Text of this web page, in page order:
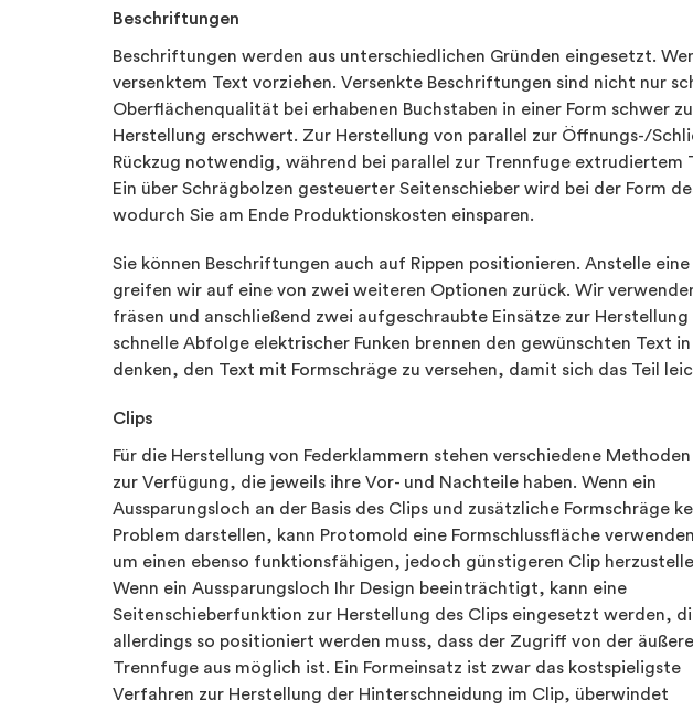
Beschriftungen
Beschriftungen werden aus unterschiedlichen Gründen eingesetzt.
versenktem Text vorziehen. Versenkte Beschriftungen sind nicht nur
Oberflächenqualität bei erhabenen Buchstaben in einer Form schwer
Herstellung erschwert. Zur Herstellung von parallel zur Öffnungs-/
Rückzug notwendig, während bei parallel zur Trennfuge
Ein über Schrägbolzen gesteuerter Seitenschieber wird bei der Form
wodurch Sie am Ende Produktionskosten einsparen.
Sie können Beschriftungen auch auf Rippen positionieren. Anstelle
greifen wir auf eine von zwei weiteren Optionen zurück. Wir
fräsen und anschließend zwei aufgeschraubte Einsätze zur
schnelle Abfolge elektrischer Funken brennen den gewünschten Text
denken, den Text mit Formschräge zu versehen, damit sich das Teil
Clips
Für die Herstellung von Federklammern stehen verschiedene Methoden
zur Verfügung, die jeweils ihre Vor- und Nachteile haben. Wenn ein
Aussparungsloch an der Basis des Clips und zusätzliche Formschräge
Problem darstellen, kann Protomold eine Formschlussfläche
um einen ebenso funktionsfähigen, jedoch günstigeren Clip
Wenn ein Aussparungsloch Ihr Design beeinträchtigt, kann eine
Seitenschieberfunktion zur Herstellung des Clips eingesetzt werden,
allerdings so positioniert werden muss, dass der Zugriff von der
Trennfuge aus möglich ist. Ein Formeinsatz ist zwar das kostspieligste
Verfahren zur Herstellung der Hinterschneidung im Clip, überwindet